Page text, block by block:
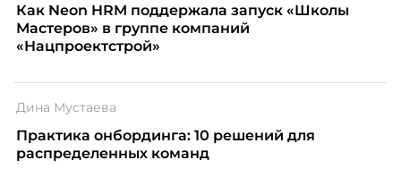
Как Neon HRM поддержала запуск «Школы
Мастеров» в группе компаний
«Нацпроектстрой»
Дина Мустаева
Практика онбординга: 10 решений для
распределенных команд